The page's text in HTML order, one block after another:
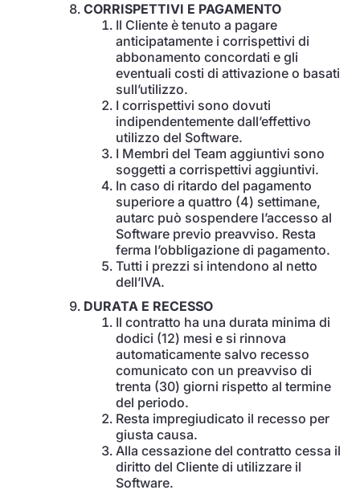
CORRISPETTIVI E PAGAMENTO
Il Cliente è tenuto a pagare
anticipatamente i corrispettivi di
abbonamento concordati e gli
eventuali costi di attivazione o basati
sull’utilizzo.
I corrispettivi sono dovuti
indipendentemente dall’effettivo
utilizzo del Software.
I Membri del Team aggiuntivi sono
soggetti a corrispettivi aggiuntivi.
In caso di ritardo del pagamento
superiore a quattro (4) settimane,
autarc può sospendere l’accesso al
Software previo preavviso. Resta
ferma l’obbligazione di pagamento.
Tutti i prezzi si intendono al netto
dell’IVA.
DURATA E RECESSO
Il contratto ha una durata minima di
dodici (12) mesi e si rinnova
automaticamente salvo recesso
comunicato con un preavviso di
trenta (30) giorni rispetto al termine
del periodo.
Resta impregiudicato il recesso per
giusta causa.
Alla cessazione del contratto cessa il
diritto del Cliente di utilizzare il
Software.